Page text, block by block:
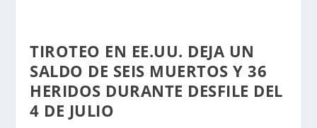
TIROTEO EN EE.UU. DEJA UN
SALDO DE SEIS MUERTOS Y 36
HERIDOS DURANTE DESFILE DEL
4 DE JULIO